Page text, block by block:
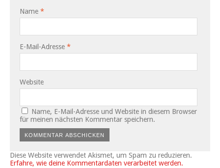
Name *
E-Mail-Adresse *
Website
Name, E-Mail-Adresse und Website in diesem Browser
für meinen nächsten Kommentar speichern.
Diese Website verwendet Akismet, um Spam zu reduzieren.
Erfahre, wie deine Kommentardaten verarbeitet werden.